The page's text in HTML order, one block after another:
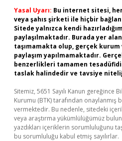
Yasal Uyarı: Bu internet sitesi,
veya şahıs şirketi ile hiçbir
Sitede yalnızca kendi
paylaşılmaktadır. Burada yer
taşımamakta olup, gerçek kurum
paylaşım yapılmamaktadır.
benzerlikleri tamamen
taslak halindedir ve tavsiye
Sitemiz, 5651 Sayılı Kanun gereğince
Kurumu (BTK) tarafından onaylanmış
vermektedir. Bu nedenle, sitedeki
veya araştırma yükümlülüğümüz
yazdıkları içeriklerin sorumluluğunu
bu sorumluluğu kabul etmiş sayılırlar.